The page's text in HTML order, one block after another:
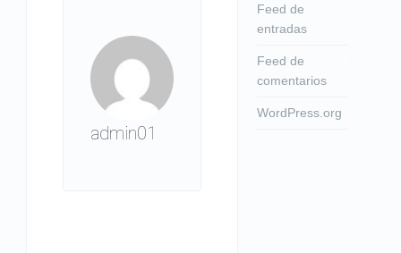
admin01
Feed de
entradas
Feed de
comentarios
WordPress.org